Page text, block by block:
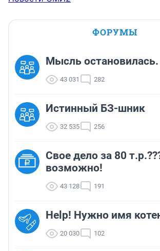
ФОРУМЫ
Мысль остановилась.
43 031 282
Истинный БЗ-шник
32 535 256
Свое дело за 80
возможно!
43 128 191
Help! Нужно имя
20 030 102